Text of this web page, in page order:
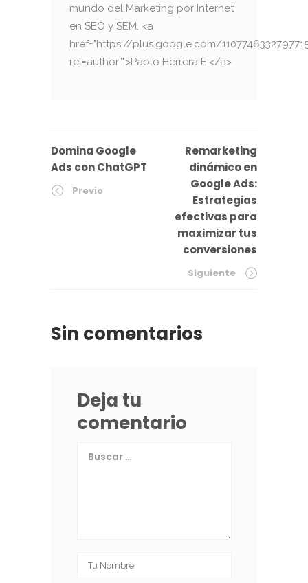
mundo del Marketing por Internet
en SEO y SEM. <a
href="https://plus.google.com/
rel=author”">Pablo Herrera E.</a>
Domina Google
Ads con ChatGPT
Previo
Remarketing
dinámico en
Google Ads:
Estrategias
efectivas para
maximizar tus
conversiones
Siguiente
Sin comentarios
Deja tu
comentario